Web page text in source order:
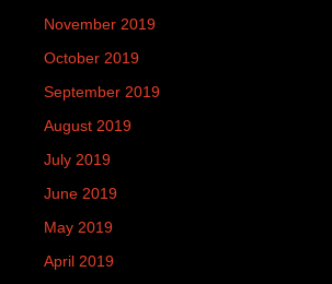
November 2019
October 2019
September 2019
August 2019
July 2019
June 2019
May 2019
April 2019